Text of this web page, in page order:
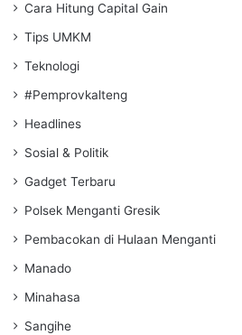
Cara Hitung Capital Gain
Tips UMKM
Teknologi
#Pemprovkalteng
Headlines
Sosial & Politik
Gadget Terbaru
Polsek Menganti Gresik
Pembacokan di Hulaan Menganti
Manado
Minahasa
Sangihe